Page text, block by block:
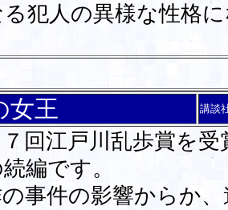
犯人の異様な性格
女王 講談
回江戸川乱歩賞を受
編です。
事件の影響からか、